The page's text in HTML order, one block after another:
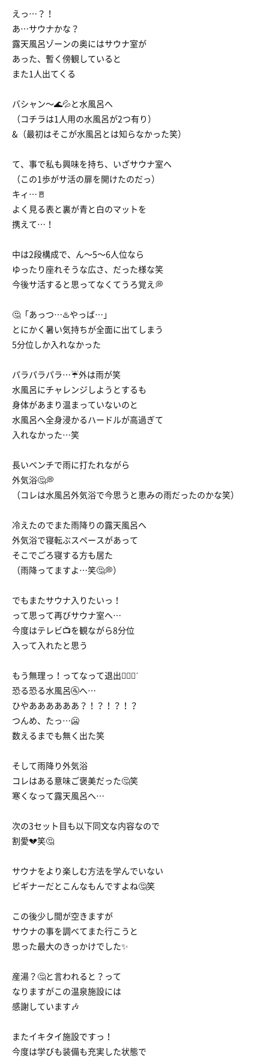
えっ…？！
あ…サウナかな？
露天風呂ゾーンの奥にはサウナ室が
あった、暫く傍観していると
また1人出てくる
バシャン〜🌊💦と水風呂へ
（コチラは1人用の水風呂が2つ有り）
&（最初はそこが水風呂とは知らなかった笑）
て、事で私も興味を持ち、いざサウナ室へ
（この1歩がサ活の扉を開けたのだっ）
キィ…🚪
よく見る表と裏が青と白のマットを
携えて…！
中は2段構成で、ん〜5〜6人位なら
ゆったり座れそうな広さ、だった様な笑
今後サ活すると思ってなくてうろ覚え💭
🤔「あっつ…♨️やっば…」
とにかく暑い気持ちが全面に出てしまう
5分位しか入れなかった
パラパラパラ…☔外は雨が笑
水風呂にチャレンジしようとするも
身体があまり温まっていないのと
水風呂へ全身浸かるハードルが高過ぎて
入れなかった…笑
長いベンチで雨に打たれながら
外気浴🤔💭
（コレは水風呂外気浴で今思うと恵みの雨だったのかな笑）
冷えたのでまた雨降りの露天風呂へ
外気浴で寝転ぶスペースがあって
そこでごろ寝する方も居た
（雨降ってますよ…笑🤔💭）
でもまたサウナ入りたいっ！
って思って再びサウナ室へ…
今度はテレビ📺を観ながら8分位
入って入れたと思う
もう無理っ！ってなって退出🏃🏼‍♀️ˊ
恐る恐る水風呂🚰へ…
ひやああああああ？！？！？！？
つんめ、たっ…🥶
数えるまでも無く出た笑
そして雨降り外気浴
コレはある意味ご褒美だった🤔笑
寒くなって露天風呂へ…
次の3セット目も以下同文な内容なので
割愛💔笑🤔
サウナをより楽しむ方法を学んでいない
ビギナーだとこんなもんですよね🤔笑
この後少し間が空きますが
サウナの事を調べてまた行こうと
思った最大のきっかけでした✨
産湯？🤔と言われると？って
なりますがこの温泉施設には
感謝しています🎶
またイキタイ施設ですっ！
今度は学びも装備も充実した状態で